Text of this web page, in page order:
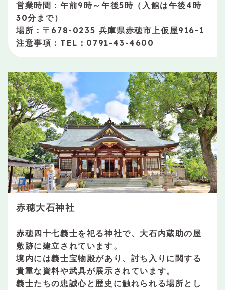
営業時間：午前9時～午後5時（入館は午後4時
30分まで）
場所：〒678-0235 兵庫県赤穂市上仮屋916-1
注意事項：TEL：0791-43-4600
赤穂大石神社
赤穂四十七義士を祀る神社で、大石内蔵助の屋
敷跡に建立されています。
境内には義士宝物殿があり、討ち入りに関する
貴重な資料や武具が展示されています。
義士たちの忠誠心と歴史に触れられる場所とし